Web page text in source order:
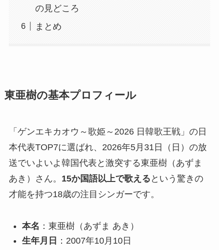
の見どころ
まとめ
東亜樹の基本プロフィール
「ゲンエキカオウ～歌姫～2026 日韓歌王戦」の日
本代表TOP7に選ばれ、2026年5月31日（日）の放
送でいよいよ韓国代表と激突する東亜樹（あずま
あき）さん。 15か国語以上で歌える という驚きの
才能を持つ18歳の注目シンガーです。
本名 ：東亜樹（あずま あき）
生年月日 ：2007年10月10日